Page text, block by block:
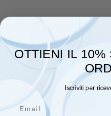
OTTIENI IL 10%
Iscriviti per